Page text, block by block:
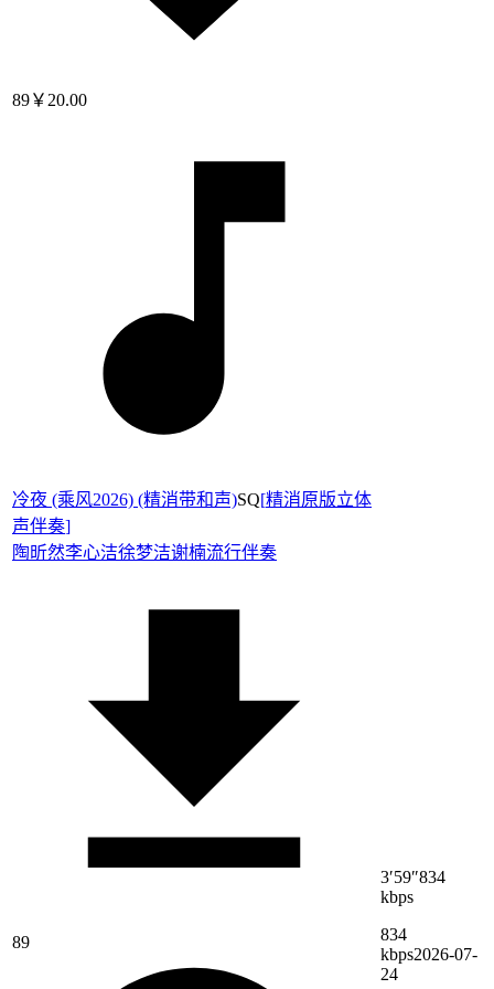
89￥20.00
冷夜 (乘风2026) (精消带和声)SQ[精消原版立体
声伴奏]
陶昕然李心洁徐梦洁谢楠流行伴奏
89
3′59″834
kbps
834
kbps2026-07-
24